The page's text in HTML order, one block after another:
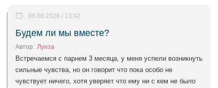
Будем ли мы вместе?
08.08.2026 / 13:42
Автор: Луиза
Встречаемся с парнем 3 месяца, у меня успели возникнуть
сильные чувства, но он говорит что пока особо не
чувствует ничего, хотя уверяет что ему ни с кем не было